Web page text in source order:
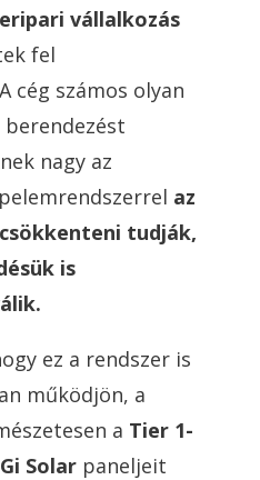
vállalkozás
fel
cég számos olyan
berendezést
nagy az
az
tudják,
is
ez a rendszer is
működjön, a
a Tier 1-
Solarpaneljeit